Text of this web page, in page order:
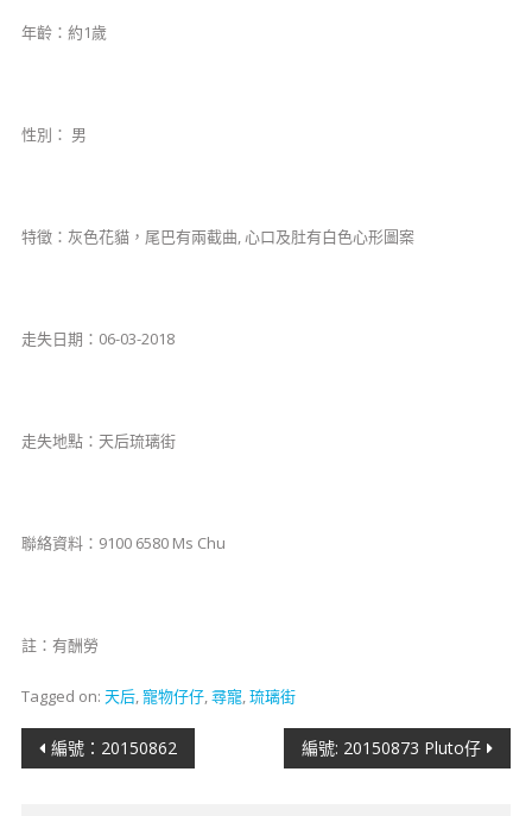
年齡：約1歲
性別： 男
特徵：灰色花貓，尾巴有兩截曲, 心口及肚有白色心形圖案
​走失日期：06-03-2018
走失地點：天后琉璃街
聯絡資料：9100 6580 Ms Chu
註：有酬勞
Tagged on: 天后,寵物仔仔,尋寵,琉璃街
文​​編號：20150862 編號: 20150873 Pluto仔